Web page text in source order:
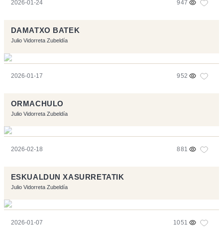
2026-01-24 947
DAMATXO BATEK
Julio Vidorreta Zubeldía
2026-01-17 952
ORMACHULO
Julio Vidorreta Zubeldía
2026-02-18 881
ESKUALDUN XASURRETATIK
Julio Vidorreta Zubeldía
2026-01-07 1051